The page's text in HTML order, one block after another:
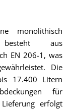
monolithisch
aus
EN 206-1, was
Die
17.400 Litern
für
erfolgt